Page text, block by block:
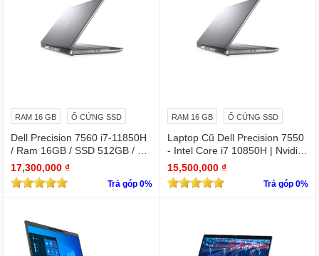
RAM 16 GB Ổ CỨNG SSD
Dell Precision 7560 i7-11850H
/ Ram 16GB / SSD 512GB / Mà
n 15.6″ IPS FullHD 1920×1080
/ VGA Quadro T1200 4GB GD
DR6
17,300,000 ₫
Trả góp 0%
RAM 16 GB Ổ CỨNG SSD
Laptop Cũ Dell Precision 7550
- Intel Core i7 10850H | Nvidia
Quadro T2000
15,500,000 ₫
Trả góp 0%